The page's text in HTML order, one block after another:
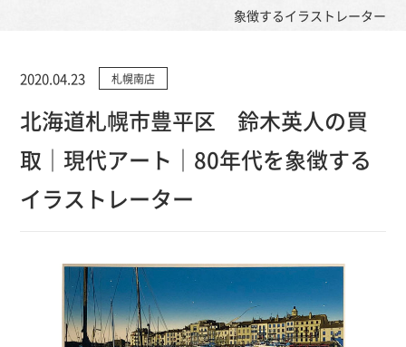
象徴するイラストレーター
2020.04.23 札幌南店
北海道札幌市豊平区 鈴木英人の買
取｜現代アート｜80年代を象徴する
イラストレーター